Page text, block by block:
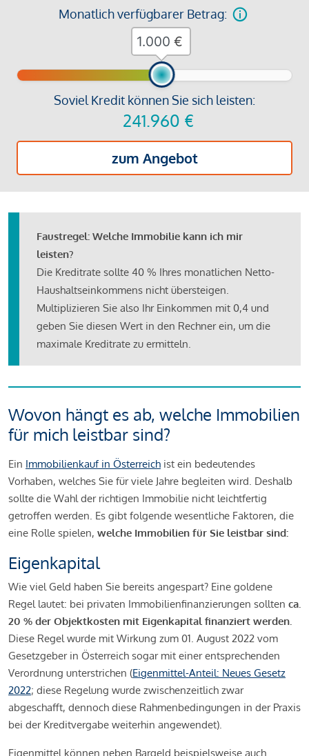
Monatlich verfügbarer Betrag:
Soviel Kredit können Sie sich leisten:
241.960 €
zum Angebot
€
Faustregel: Welche Immobilie kann ich mir
leisten?
Die Kreditrate sollte 40 % Ihres monatlichen Netto-
Haushaltseinkommens nicht übersteigen.
Multiplizieren Sie also Ihr Einkommen mit 0,4 und
geben Sie diesen Wert in den Rechner ein, um die
maximale Kreditrate zu ermitteln.
Wovon hängt es ab, welche Immobilien
für mich leistbar sind?
Ein Immobilienkauf in Österreich ist ein bedeutendes
Vorhaben, welches Sie für viele Jahre begleiten wird. Deshalb
sollte die Wahl der richtigen Immobilie nicht leichtfertig
getroffen werden. Es gibt folgende wesentliche Faktoren, die
eine Rolle spielen, welche Immobilien für Sie leistbar sind:
Eigenkapital
Wie viel Geld haben Sie bereits angespart? Eine goldene
Regel lautet: bei privaten Immobilienfinanzierungen sollten ca.
20 % der Objektkosten mit Eigenkapital finanziert werden.
Diese Regel wurde mit Wirkung zum 01. August 2022 vom
Gesetzgeber in Österreich sogar mit einer entsprechenden
Verordnung unterstrichen (Eigenmittel-Anteil: Neues Gesetz
2022; diese Regelung wurde zwischenzeitlich zwar
abgeschafft, dennoch diese Rahmenbedingungen in der Praxis
bei der Kreditvergabe weiterhin angewendet).
Eigenmittel können neben Bargeld beispielsweise auch